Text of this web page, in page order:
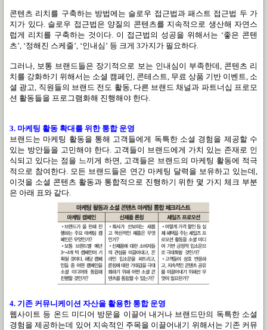
콘텐츠 리치를 구축하는 방법에는 슬로우 접근법과 패스트 접근법 두 가
지가 있다. 슬로우 접근법은 양질의 콘텐츠를 지속적으로 생산해 자연스
럽게 리치를 구축하는 것이다. 이 접근법의 성공을 위해서는 ‘좋은 콘텐
츠’, ‘정해진 스케줄’, ‘인내심’ 등 크게 3가지가 필요하다.
그러나, 보통 브랜드들은 장기적으로 보는 인내심이 부족한데, 콘텐츠 리
치를 강화하기 위해서는 소셜 캠페인, 콘테스트, 무료 상품 기반 이벤트, 소
셜 광고, 직원들의 브랜드 전도 활동, 다른 브랜드 채널과 파트너십 프로모
션 활동들을 프로그램화해 진행해야 한다.
3. 마케팅 활동 확대를 위한 통합 운영
브랜드는 마케팅 활동을 통해 고객들에게 독특한 소셜 경험을 제공할 수
있는 방안들을 고민해야 한다. 고객들이 브랜드에게 가치 있는 존재로 인
식되고 있다는 점을 느끼게 하면, 고객들은 브랜드의 마케팅 활동에 적극
적으로 참여한다. 모든 브랜드들은 연간 마케팅 달력을 보유하고 있는데,
이것을 소셜 콘텐츠 활동과 통합적으로 진행하기 위한 몇 가지 체크 부분
은 아래 표와 같다.
4. 기존 커뮤니케이션 자산을 활용한 통합 운영
웹사이트 등 온드 미디어 방문을 이끌어 내거나 브랜드만의 독특한 소셜
경험을 제공하는데 있어 지속적인 주목을 이끌어내기 위해서는 기존 커뮤